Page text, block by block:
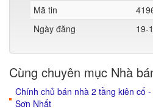
Mã tin
Ngày đăng
19-
Cùng chuyên mục Nhà
Chính chủ bán nhà 2 tầng kiên cố
Sơn Nhất